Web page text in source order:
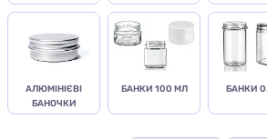
АЛЮМІНІЄВІ
БАНОЧКИ
БАНКИ 100 МЛ БАНКИ